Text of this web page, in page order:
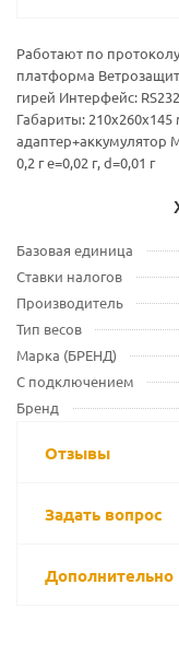
Работают по
платформа
гирей Интерфейс:
Габариты:
адаптер+аккумулятор
0,2 г e=0,02 г, d=0,01 г
Базовая единица
Ставки налогов
Производитель
Тип весов
Марка (БРЕНД)
С подключением
Бренд
Отзывы
Задать вопрос
Дополнительно